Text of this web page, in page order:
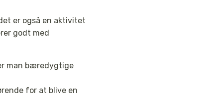
er også en aktivitet
godt med
man bæredygtige
for at blive en